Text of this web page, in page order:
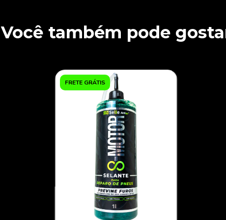
Você também pode
FRETE GRÁTIS